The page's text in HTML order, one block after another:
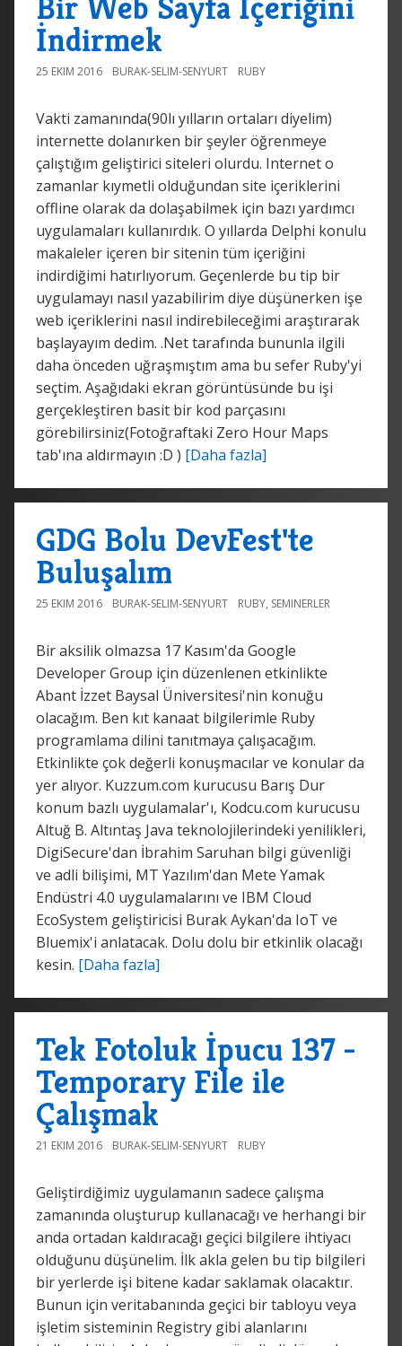
İndirmek
25 EKIM 2016 BURAK-SELIM-SENYURT RUBY
Vakti zamanında(90lı yılların ortaları diyelim)
internette dolanırken bir şeyler öğrenmeye
çalıştığım geliştirici siteleri olurdu. Internet o
zamanlar kıymetli olduğundan site içeriklerini
offline olarak da dolaşabilmek için bazı yardımcı
uygulamaları kullanırdık. O yıllarda Delphi konulu
makaleler içeren bir sitenin tüm içeriğini
indirdiğimi hatırlıyorum. Geçenlerde bu tip bir
uygulamayı nasıl yazabilirim diye düşünerken işe
web içeriklerini nasıl indirebileceğimi araştırarak
başlayayım dedim. .Net tarafında bununla ilgili
daha önceden uğraşmıştım ama bu sefer Ruby'yi
seçtim. Aşağıdaki ekran görüntüsünde bu işi
gerçekleştiren basit bir kod parçasını
görebilirsiniz(Fotoğraftaki Zero Hour Maps
tab'ına aldırmayın :D ) [Daha fazla]
GDG Bolu DevFest'te
Buluşalım
25 EKIM 2016 BURAK-SELIM-SENYURT RUBY, SEMINERLER
Bir aksilik olmazsa 17 Kasım'da Google
Developer Group için düzenlenen etkinlikte
Abant İzzet Baysal Üniversitesi'nin konuğu
olacağım. Ben kıt kanaat bilgilerimle Ruby
programlama dilini tanıtmaya çalışacağım.
Etkinlikte çok değerli konuşmacılar ve konular da
yer alıyor. Kuzzum.com kurucusu Barış Dur
konum bazlı uygulamalar'ı, Kodcu.com kurucusu
Altuğ B. Altıntaş Java teknolojilerindeki yenilikleri,
DigiSecure'dan İbrahim Saruhan bilgi güvenliği
ve adli bilişimi, MT Yazılım'dan Mete Yamak
Endüstri 4.0 uygulamalarını ve IBM Cloud
EcoSystem geliştiricisi Burak Aykan'da IoT ve
Bluemix'i anlatacak. Dolu dolu bir etkinlik olacağı
kesin. [Daha fazla]
Tek Fotoluk İpucu 137 -
Temporary File ile
Çalışmak
21 EKIM 2016 BURAK-SELIM-SENYURT RUBY
Geliştirdiğimiz uygulamanın sadece çalışma
zamanında oluşturup kullanacağı ve herhangi bir
anda ortadan kaldıracağı geçici bilgilere ihtiyacı
olduğunu düşünelim. İlk akla gelen bu tip bilgileri
bir yerlerde işi bitene kadar saklamak olacaktır.
Bunun için veritabanında geçici bir tabloyu veya
işletim sisteminin Registry gibi alanlarını